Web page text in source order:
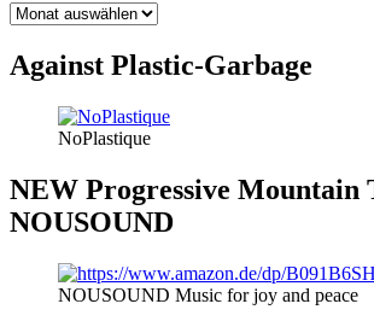
BLOG
Against Plastic-Garbage
NoPlastique
NEW Progressive Mountain
NOUSOUND
NOUSOUND Music for joy and peace